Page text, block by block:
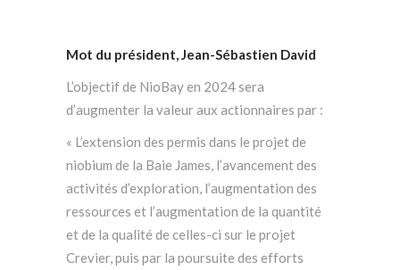
Mot du président, Jean-Sébastien David
L’objectif de NioBay en 2024 sera
d’augmenter la valeur aux actionnaires par :
« L’extension des permis dans le projet de
niobium de la Baie James, l’avancement des
activités d’exploration, l’augmentation des
ressources et l’augmentation de la quantité
et de la qualité de celles-ci sur le projet
Crevier, puis par la poursuite des efforts